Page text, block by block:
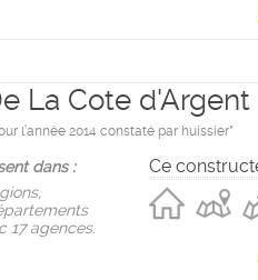
La Cote d'Argent
l’année 2014 constaté par huissier*
dans :
17 agences.
Ce